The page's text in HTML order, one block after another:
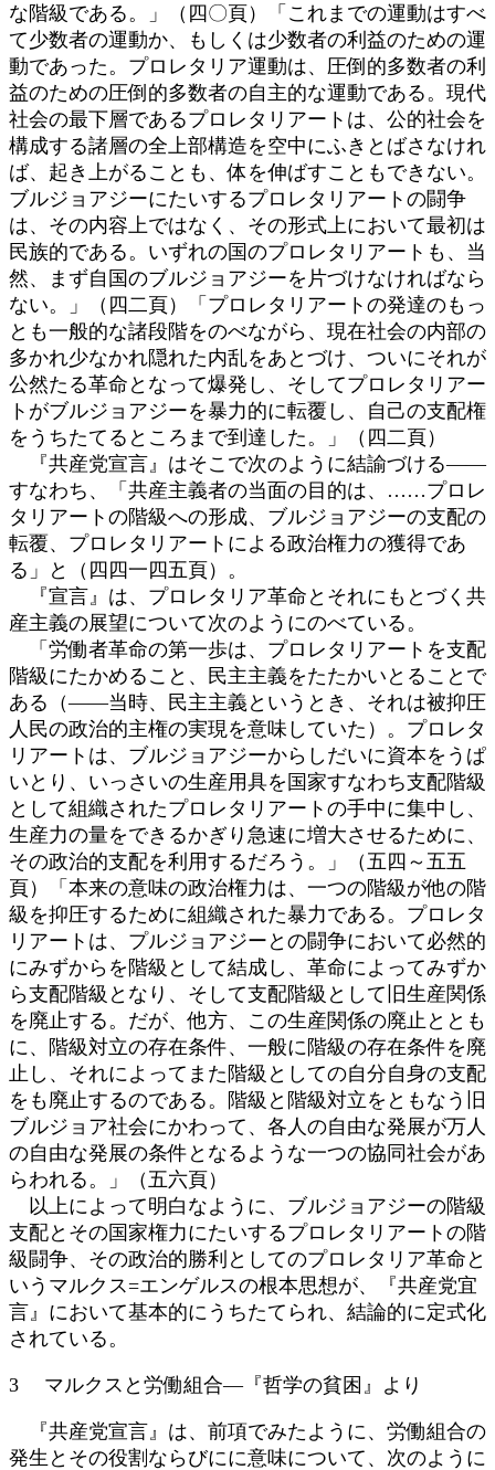
な階級である。」（四〇頁）「これまでの運動はすべ
て少数者の運動か、もしくは少数者の利益のための運
動であった。プロレタリア運動は、圧倒的多数者の利
益のための圧倒的多数者の自主的な運動である。現代
社会の最下層であるプロレタリアートは、公的社会を
構成する諸層の全上部構造を空中にふきとばさなけれ
ば、起き上がることも、体を伸ばすこともできない。
ブルジョアジーにたいするプロレタリアートの闘争
は、その内容上ではなく、その形式上において最初は
民族的である。いずれの国のプロレタリアートも、当
然、まず自国のブルジョアジーを片づけなければなら
ない。」（四二頁）「プロレタリアートの発達のもっ
とも一般的な諸段階をのべながら、現在社会の内部の
多かれ少なかれ隠れた内乱をあとづけ、ついにそれが
公然たる革命となって爆発し、そしてプロレタリアー
トがブルジョアジーを暴力的に転覆し、自己の支配権
をうちたてるところまで到達した。」（四二頁）
『共産党宣言』はそこで次のように結諭づける――
すなわち、「共産主義者の当面の目的は、……プロレ
タリアートの階級への形成、ブルジョアジーの支配の
転覆、プロレタリアートによる政治権力の獲得であ
る」と（四四一四五頁）。
『宣言』は、プロレタリア革命とそれにもとづく共
産主義の展望について次のようにのべている。
「労働者革命の第一歩は、プロレタリアートを支配
階級にたかめること、民主主義をたたかいとることで
ある（――当時、民主主義というとき、それは被抑圧
人民の政治的主権の実現を意味していた）。プロレタ
リアートは、ブルジョアジーからしだいに資本をうぱ
いとり、いっさいの生産用具を国家すなわち支配階級
として組織されたプロレタリアートの手中に集中し、
生産力の量をできるかぎり急速に増大させるために、
その政治的支配を利用するだろう。」（五四～五五
頁）「本来の意味の政治権力は、一つの階級が他の階
級を抑圧するために組織された暴力である。プロレタ
リアートは、プルジョアジーとの闘争において必然的
にみずからを階級として結成し、革命によってみずか
ら支配階級となり、そして支配階級として旧生産関係
を廃止する。だが、他方、この生産関係の廃止ととも
に、階級対立の存在条件、一般に階級の存在条件を廃
止し、それによってまた階級としての自分自身の支配
をも廃止するのである。階級と階級対立をともなう旧
ブルジョア社会にかわって、各人の自由な発展が万人
の自由な発展の条件となるような一つの協同社会があ
らわれる。」（五六頁）
以上によって明白なように、ブルジョアジーの階級
支配とその国家権力にたいするプロレタリアートの階
級闘争、その政治的勝利としてのプロレタリア革命と
いうマルクス=エンゲルスの根本思想が、『共産党宜
言』において基本的にうちたてられ、結論的に定式化
されている。
3 マルクスと労働組合―『哲学の貧困』より
『共産党宣言』は、前項でみたように、労働組合の
発生とその役割ならびにに意味について、次のように